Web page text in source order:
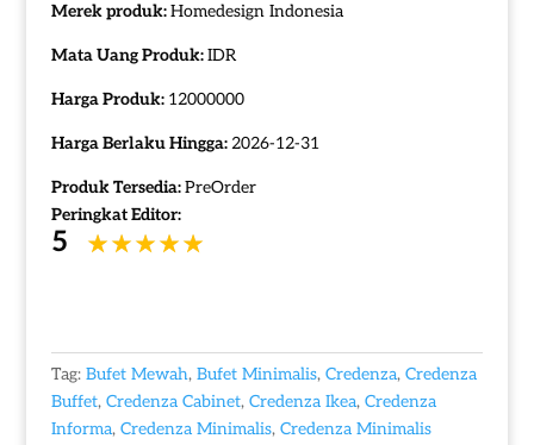
Merek produk:Homedesign Indonesia
Mata Uang Produk:IDR
Harga Produk: 12000000
Harga Berlaku Hingga:2026-12-31
Produk Tersedia:PreOrder
Peringkat Editor:
5
Tag: Bufet Mewah, Bufet Minimalis, Credenza, Credenza
Buffet, Credenza Cabinet, Credenza Ikea, Credenza
Informa, Credenza Minimalis, Credenza Minimalis